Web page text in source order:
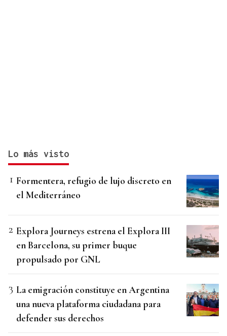
Lo más visto
Formentera, refugio de lujo discreto en
el Mediterráneo
Explora Journeys estrena el Explora III
en Barcelona, su primer buque
propulsado por GNL
La emigración constituye en Argentina
una nueva plataforma ciudadana para
defender sus derechos